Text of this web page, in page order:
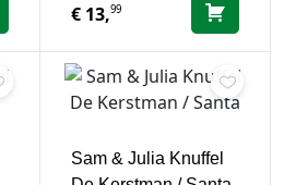
€13,99
Sam & Julia Knuffel